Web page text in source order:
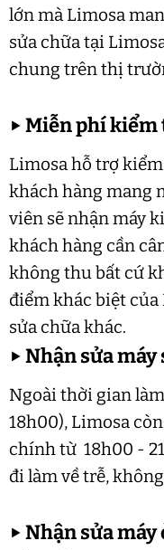
lớn mà Limosa
sửa chữa tại
chung trên thị
▶Miễn phí kiểm
Limosa hỗ trợ
khách hàng mang
viên sẽ nhận máy
khách hàng cần
không thu bất cứ
điểm khác biệt
sửa chữa khác.
▶Nhận sửa
Ngoài thời gian
18h00), Limosa
chính từ 18h00 -
đi làm về trễ,
▶Nhận sửa